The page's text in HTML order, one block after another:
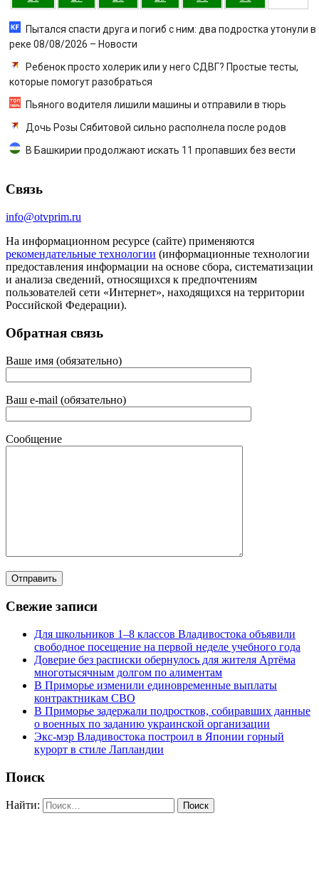
Пытался спасти друга и погиб с ним: два подростка утонули в
реке 08/08/2026 – Новости
Ребенок просто холерик или у него СДВГ? Простые тесты,
которые помогут разобраться
Пьяного водителя лишили машины и отправили в тюрь
Дочь Розы Сябитовой сильно располнела после родов
В Башкирии продолжают искать 11 пропавших без вести
Связь
info@otvprim.ru
На информационном ресурсе (сайте) применяются
рекомендательные технологии (информационные технологии
предоставления информации на основе сбора, систематизации
и анализа сведений, относящихся к предпочтениям
пользователей сети «Интернет», находящихся на территории
Российской Федерации).
Обратная связь
Ваше имя (обязательно)
Ваш e-mail (обязательно)
Сообщение
Свежие записи
Для школьников 1–8 классов Владивостока объявили
свободное посещение на первой неделе учебного года
Доверие без расписки обернулось для жителя Артёма
многотысячным долгом по алиментам
В Приморье изменили единовременные выплаты
контрактникам СВО
В Приморье задержали подростков, собиравших данные
о военных по заданию украинской организации
Экс-мэр Владивостока построил в Японии горный
курорт в стиле Лапландии
Поиск
Найти: